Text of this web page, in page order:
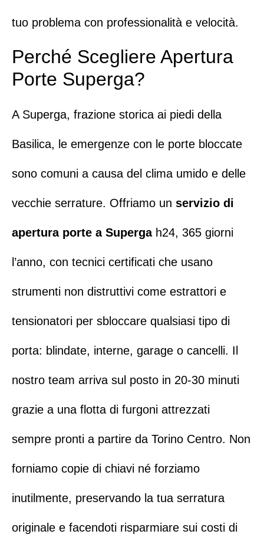
tuo problema con professionalità e velocità.
Perché Scegliere Apertura
Porte Superga?
A Superga, frazione storica ai piedi della
Basilica, le emergenze con le porte bloccate
sono comuni a causa del clima umido e delle
vecchie serrature. Offriamo un servizio di
apertura porte a Supergah24, 365 giorni
l’anno, con tecnici certificati che usano
strumenti non distruttivi come estrattori e
tensionatori per sbloccare qualsiasi tipo di
porta: blindate, interne, garage o cancelli. Il
nostro team arriva sul posto in 20-30 minuti
grazie a una flotta di furgoni attrezzati
sempre pronti a partire da Torino Centro. Non
forniamo copie di chiavi né forziamo
inutilmente, preservando la tua serratura
originale e facendoti risparmiare sui costi di